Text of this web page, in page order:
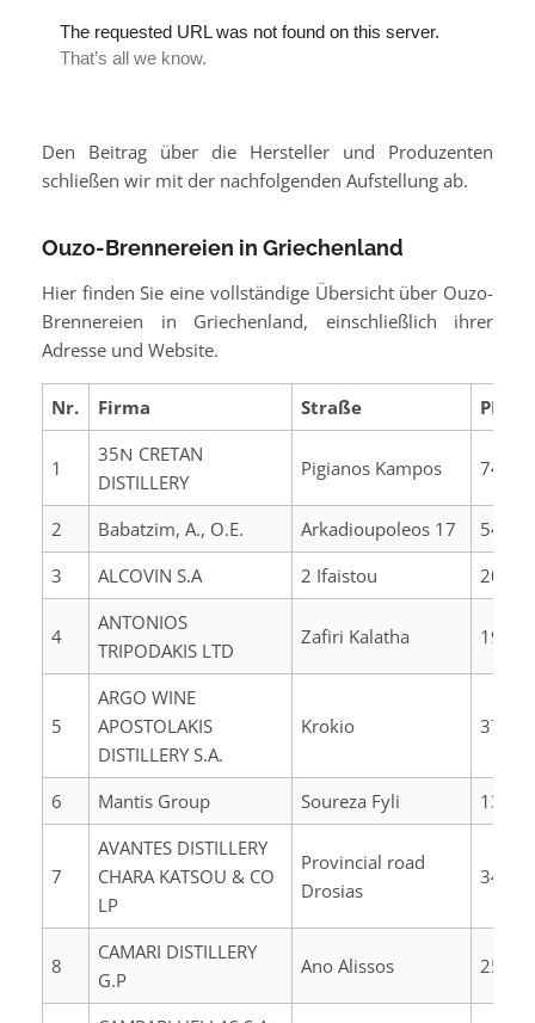
Den Beitrag über die Hersteller und Produzenten
schließen wir mit der nachfolgenden Aufstellung ab.
Ouzo-Brennereien in Griechenland
Hier finden Sie eine vollständige Übersicht über Ouzo-
Brennereien in Griechenland, einschließlich ihrer
Adresse und Website.
Nr. Firma Straße PLZ
1
35Ν CRETAN
DISTILLERY
Pigianos Kampos 74150
2 Babatzim, A., O.E. Arkadioupoleos 17
54632
3
ALCOVIN S.A 2 Ifaistou 20200
4
ANTONIOS
TRIPODAKIS LTD
Zafiri Kalatha 19200
5
ARGO WINE
APOSTOLAKIS
DISTILLERY S.A.
Krokio 37100
6 Mantis Group Soureza Fyli 13341
7
AVANTES DISTILLERY
CHARA KATSOU & CO
LP
Provincial road
Drosias
34100
8
CAMARI DISTILLERY
G.P
Ano Alissos 25002